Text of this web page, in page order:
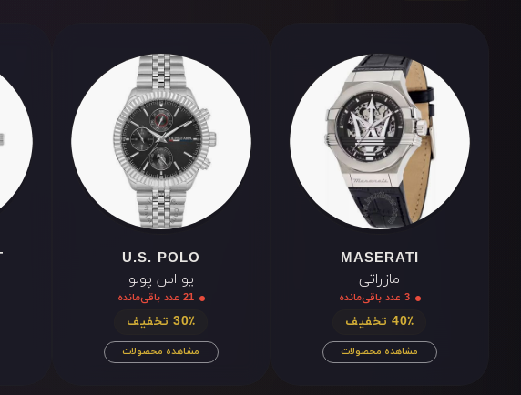
XII
III
VI
IX
MASERATI
مازراتی
3 عدد باقی‌مانده
40٪ تخفیف
مشاهده محصولات
XII
III
VI
IX
U.S. POLO
یو اس پولو
21 عدد باقی‌مانده
30٪ تخفیف
مشاهده محصولات